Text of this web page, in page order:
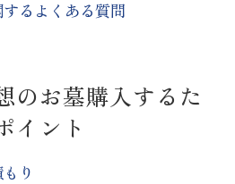
徴
ついて
特徴
るよくある質問
のお墓購入するた
イント
り